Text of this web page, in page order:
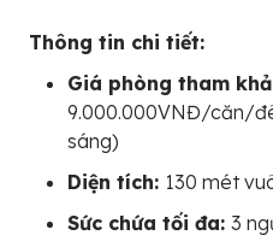
Thông tin chi tiết:
Giá phòng tham
9.000.000VNĐ/căn/
sáng)
Diện tích: 130 mét
Sức chứa tối đa: 3